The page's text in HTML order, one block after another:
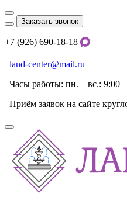
Заказать звонок
+7 (926) 690-18-18
land-center@mail.ru
Часы работы: пн. – вс.: 9:00
Приём заявок на сайте